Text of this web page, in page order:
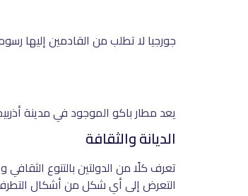
جورجيا لا تطلب من القادمين إليها رسوم
يعد مطار باكو الموجود في مدينة
الديانة والثقافة
تعرف كلًا من الدولتين بالتنوع
التعرض إلى أي شكل من أشكال